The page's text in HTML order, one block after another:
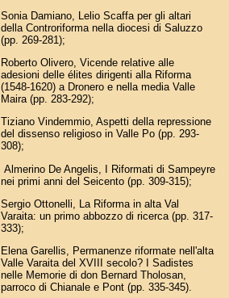
Sonia Damiano, Lelio Scaffa per gli altari
della Controriforma nella diocesi di Saluzzo
(pp. 269-281);
Roberto Olivero, Vicende relative alle
adesioni delle élites dirigenti alla Riforma
(1548-1620) a Dronero e nella media Valle
Maira (pp. 283-292);
Tiziano Vindemmio, Aspetti della repressione
del dissenso religioso in Valle Po (pp. 293-
308);
Almerino De Angelis, I Riformati di Sampeyre
nei primi anni del Seicento (pp. 309-315);
Sergio Ottonelli, La Riforma in alta Val
Varaita: un primo abbozzo di ricerca (pp. 317-
333);
Elena Garellis, Permanenze riformate nell'alta
Valle Varaita del XVIII secolo? I Sadistes
nelle Memorie di don Bernard Tholosan,
parroco di Chianale e Pont (pp. 335-345).